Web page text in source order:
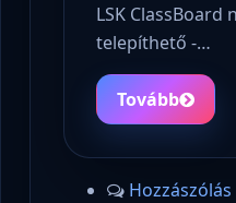
LSK
telepíthető -…
Tovább
Hozzászólás